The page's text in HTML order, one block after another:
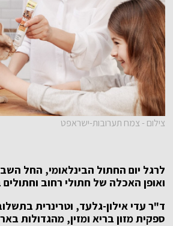
צילום - צמח תערובות-ישראפט
לרגל יום החתול הבינלאומי, החל
ואופן האכלה של חתולי רחוב
ד"ר עדי אילון-גלעד, וטרינרית
ספקית מזון בריא ומזין, מהגדולות